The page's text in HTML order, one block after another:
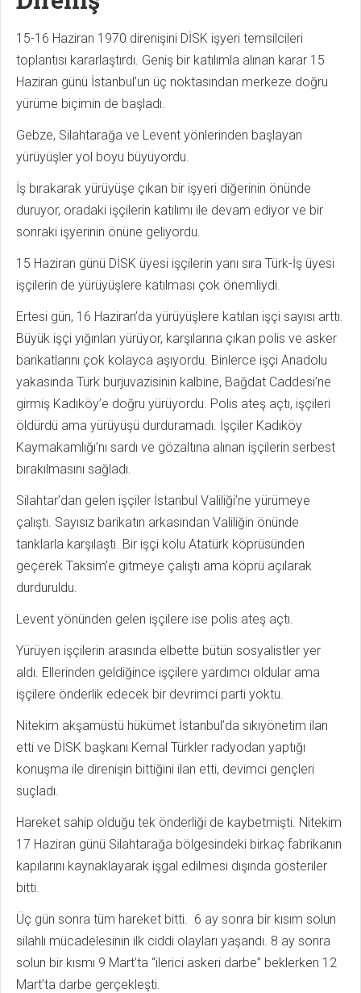
15-16 Haziran 1970 direnişini DİSK işyeri temsilcileri
toplantısı kararlaştırdı. Geniş bir katılımla alınan karar 15
Haziran günü İstanbul’un üç noktasından merkeze doğru
yürüme biçimin de başladı.
Gebze, Silahtarağa ve Levent yönlerinden başlayan
yürüyüşler yol boyu büyüyordu.
İş bırakarak yürüyüşe çıkan bir işyeri diğerinin önünde
duruyor, oradaki işçilerin katılımı ile devam ediyor ve bir
sonraki işyerinin önüne geliyordu.
15 Haziran günü DİSK üyesi işçilerin yanı sıra Türk-İş üyesi
işçilerin de yürüyüşlere katılması çok önemliydi.
Ertesi gün, 16 Haziran’da yürüyüşlere katılan işçi sayısı arttı.
Büyük işçi yığınları yürüyor, karşılarına çıkan polis ve asker
barikatlarını çok kolayca aşıyordu. Binlerce işçi Anadolu
yakasında Türk burjuvazisinin kalbine, Bağdat Caddesi’ne
girmiş Kadıköy’e doğru yürüyordu. Polis ateş açtı, işçileri
öldürdü ama yürüyüşü durduramadı. İşçiler Kadıköy
Kaymakamlığı’nı sardı ve gözaltına alınan işçilerin serbest
bırakılmasını sağladı.
Silahtar’dan gelen işçiler İstanbul Valiliği’ne yürümeye
çalıştı. Sayısız barikatın arkasından Valiliğin önünde
tanklarla karşılaştı. Bir işçi kolu Atatürk köprüsünden
geçerek Taksim’e gitmeye çalıştı ama köprü açılarak
durduruldu.
Levent yönünden gelen işçilere ise polis ateş açtı.
Yürüyen işçilerin arasında elbette bütün sosyalistler yer
aldı. Ellerinden geldiğince işçilere yardımcı oldular ama
işçilere önderlik edecek bir devrimci parti yoktu.
Nitekim akşamüstü hükümet İstanbul’da sıkıyönetim ilan
etti ve DİSK başkanı Kemal Türkler radyodan yaptığı
konuşma ile direnişin bittiğini ilan etti, devimci gençleri
suçladı.
Hareket sahip olduğu tek önderliği de kaybetmişti. Nitekim
17 Haziran günü Silahtarağa bölgesindeki birkaç fabrikanın
kapılarını kaynaklayarak işgal edilmesi dışında gösteriler
bitti.
Üç gün sonra tüm hareket bitti. 6 ay sonra bir kısım solun
silahlı mücadelesinin ilk ciddi olayları yaşandı. 8 ay sonra
solun bir kısmı 9 Mart’ta “ilerici askeri darbe” beklerken 12
Mart’ta darbe gerçekleşti.